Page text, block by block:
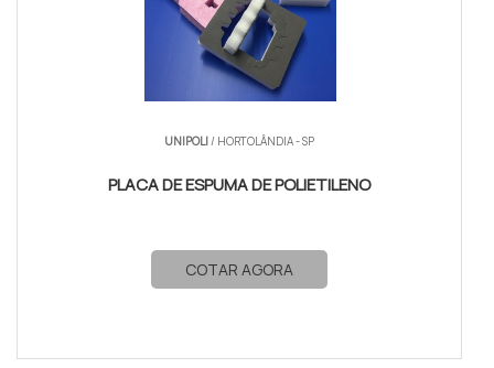
UNIPOLI/ HORTOLÂNDIA - SP
PLACA DE ESPUMA DE POLIETILENO
COTAR AGORA